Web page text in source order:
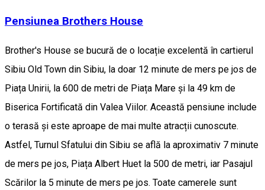
Pensiunea Brothers House
Brother's House se bucură de o locație excelentă în cartierul
Sibiu Old Town din Sibiu, la doar 12 minute de mers pe jos de
Piața Unirii, la 600 de metri de Piața Mare și la 49 km de
Biserica Fortificată din Valea Viilor. Această pensiune include
o terasă și este aproape de mai multe atracții cunoscute.
Astfel, Turnul Sfatului din Sibiu se află la aproximativ 7 minute
de mers pe jos, Piața Albert Huet la 500 de metri, iar Pasajul
Scărilor la 5 minute de mers pe jos. Toate camerele sunt